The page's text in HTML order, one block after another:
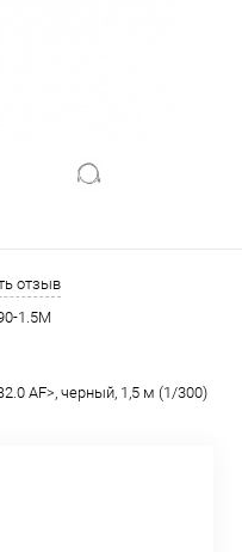
отзыв
1.5M
AF>, черный, 1,5 м (1/300)